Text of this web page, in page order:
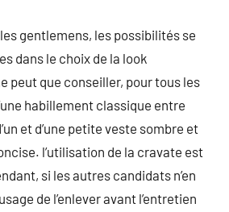
gentlemens, les possibilités se
dans le choix de la look
peut que conseiller, pour tous les
habillement classique entre
et d’une petite veste sombre et
l’utilisation de la cravate est
si les autres candidats n’en
de l’enlever avant l’entretien